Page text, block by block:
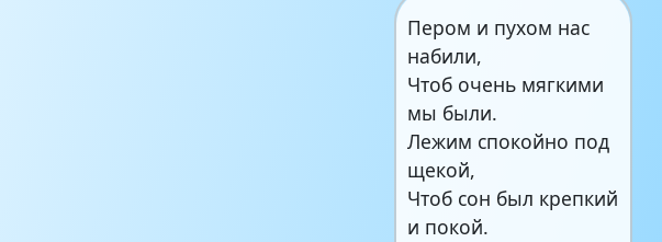
Пером и пухом нас
набили,
Чтоб очень мягкими
мы были.
Лежим спокойно под
щекой,
Чтоб сон был крепкий
и покой.